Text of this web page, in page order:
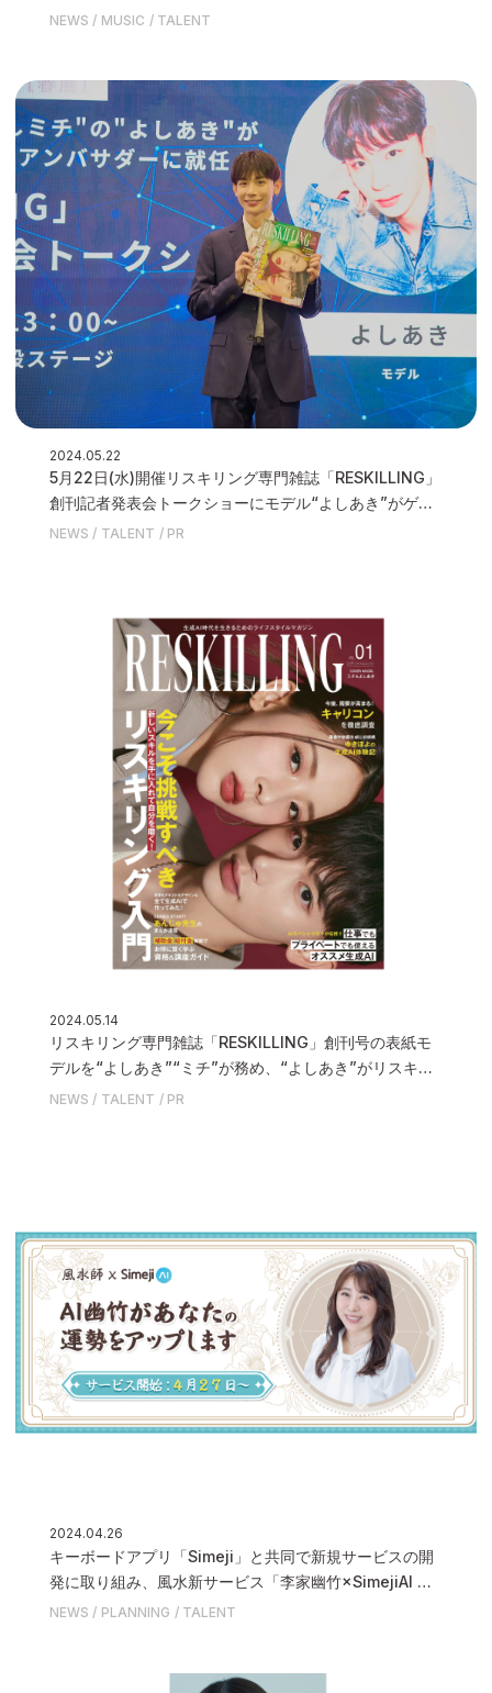
ました
NEWS MUSIC TALENT
2024.05.22
5月22日(水)開催リスキリング専門雑誌「RESKILLING」
創刊記者発表会トークショーにモデル“よしあき”がゲス
ト登壇いたしました
NEWS TALENT PR
2024.05.14
リスキリング専門雑誌「RESKILLING」創刊号の表紙モ
デルを“よしあき”“ミチ”が務め、“よしあき”がリスキリ
ングアンバサダーに就任が決定いたしました
NEWS TALENT PR
2024.04.26
キーボードアプリ「Simeji」と共同で新規サービスの開
発に取り組み、風水新サービス「李家幽竹×SimejiAI 〜
AI幽竹〜」が4月27日(土)にリリースいたします
NEWS PLANNING TALENT